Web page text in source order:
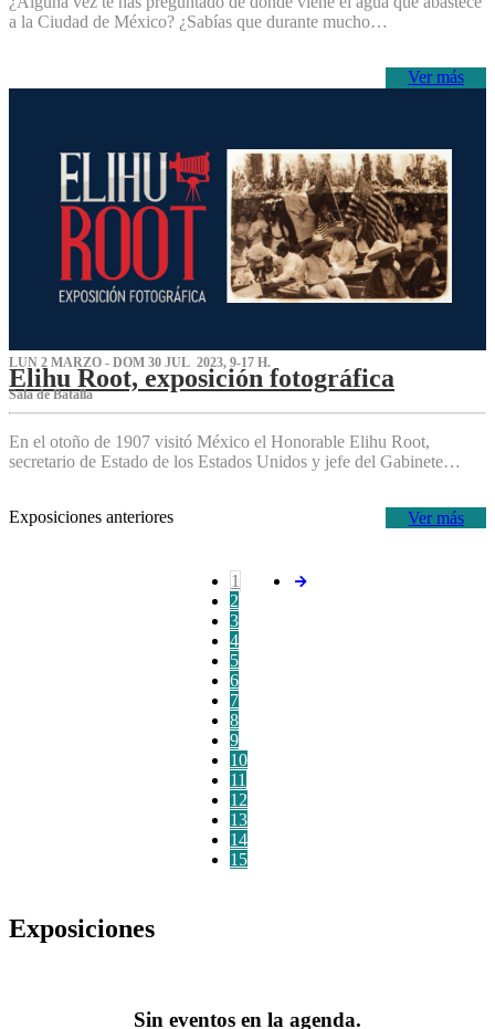
a la Ciudad de México? ¿Sabías que durante mucho…
Ver más
LUN 2 MARZO - DOM 30 JUL 2023, 9-17 H.
Elihu Root, exposición fotográfica
Sala de Batalla
En el otoño de 1907 visitó México el Honorable Elihu Root,
secretario de Estado de los Estados Unidos y jefe del Gabinete…
Ver más
Exposiciones anteriores
1
2
3
4
5
6
7
8
9
10
11
12
13
14
15
Exposiciones
Sin eventos en la agenda.